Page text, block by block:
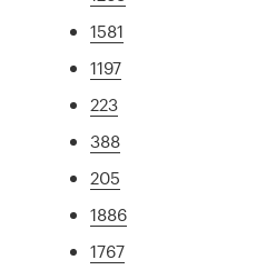
1581
1197
223
388
205
1886
1767